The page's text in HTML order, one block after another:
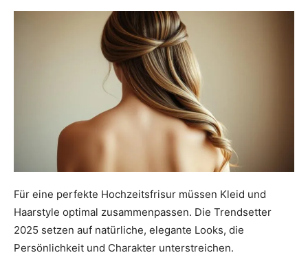
Für eine perfekte Hochzeitsfrisur müssen Kleid und
Haarstyle optimal zusammenpassen. Die Trendsetter
2025 setzen auf natürliche, elegante Looks, die
Persönlichkeit und Charakter unterstreichen.